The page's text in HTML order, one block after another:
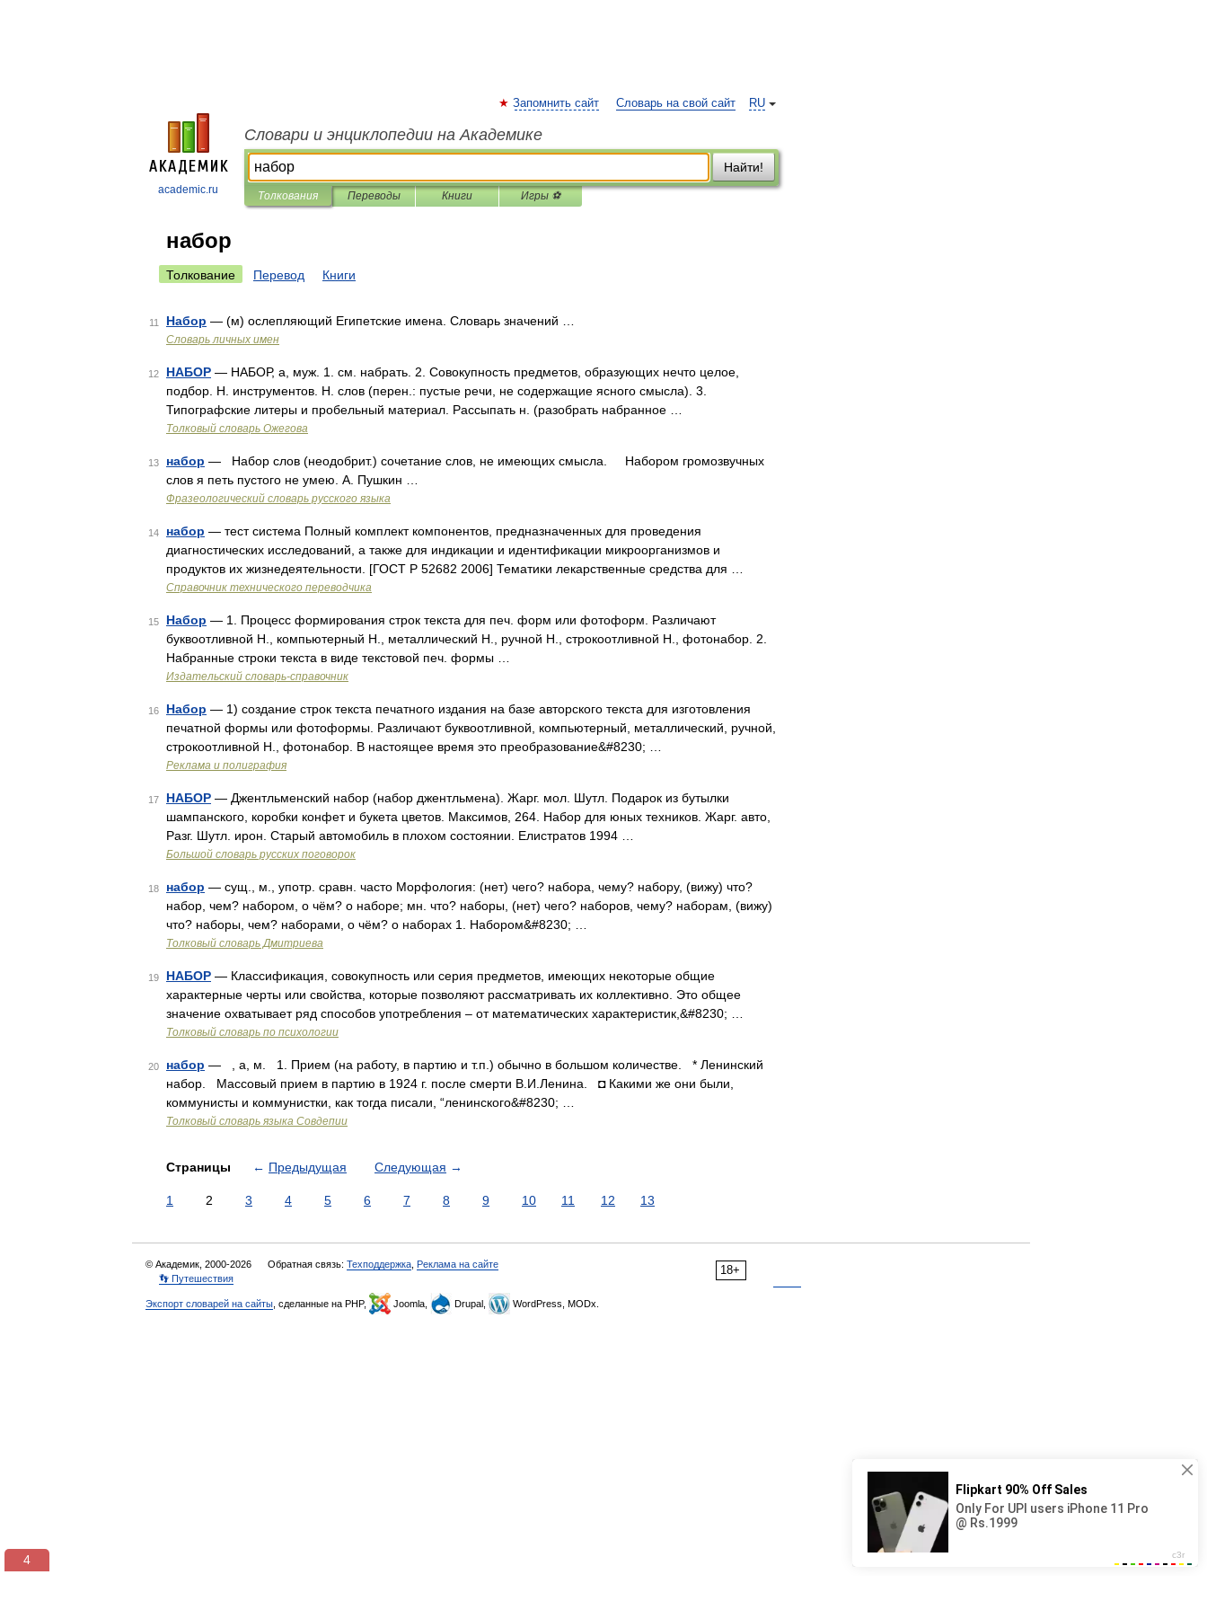
academic.ru
RU
Запомнить сайт Словарь на свой сайт
Словари и энциклопедии на Академике
Найти!
Толкования Переводы Книги Игры ⚽
набор
Толкование Перевод Книги
11 Набор — (м) ослепляющий Египетские имена. Словарь значений …
Словарь личных имен
12 НАБОР — НАБОР, а, муж. 1. см. набрать. 2. Совокупность предметов, образующих нечто целое,
подбор. Н. инструментов. Н. слов (перен.: пустые речи, не содержащие ясного смысла). 3.
Типографские литеры и пробельный материал. Рассыпать н. (разобрать набранное …
Толковый словарь Ожегова
13 набор — Набор слов (неодобрит.) сочетание слов, не имеющих смысла. Набором громозвучных
слов я петь пустого не умею. А. Пушкин …
Фразеологический словарь русского языка
14 набор — тест система Полный комплект компонентов, предназначенных для проведения
диагностических исследований, а также для индикации и идентификации микроорганизмов и
продуктов их жизнедеятельности. [ГОСТ Р 52682 2006] Тематики лекарственные средства для …
Справочник технического переводчика
15 Набор — 1. Процесс формирования строк текста для печ. форм или фотоформ. Различают
буквоотливной Н., компьютерный Н., металлический Н., ручной Н., строкоотливной Н., фотонабор. 2.
Набранные строки текста в виде текстовой печ. формы …
Издательский словарь-справочник
16 Набор — 1) создание строк текста печатного издания на базе авторского текста для изготовления
печатной формы или фотоформы. Различают буквоотливной, компьютерный, металлический, ручной,
строкоотливной Н., фотонабор. В настоящее время это преобразование&#8230; …
Реклама и полиграфия
17 НАБОР — Джентльменский набор (набор джентльмена). Жарг. мол. Шутл. Подарок из бутылки
шампанского, коробки конфет и букета цветов. Максимов, 264. Набор для юных техников. Жарг. авто,
Разг. Шутл. ирон. Старый автомобиль в плохом состоянии. Елистратов 1994 …
Большой словарь русских поговорок
18 набор — сущ., м., употр. сравн. часто Морфология: (нет) чего? набора, чему? набору, (вижу) что?
набор, чем? набором, о чём? о наборе; мн. что? наборы, (нет) чего? наборов, чему? наборам, (вижу)
что? наборы, чем? наборами, о чём? о наборах 1. Набором&#8230; …
Толковый словарь Дмитриева
19 НАБОР — Классификация, совокупность или серия предметов, имеющих некоторые общие
характерные черты или свойства, которые позволяют рассматривать их коллективно. Это общее
значение охватывает ряд способов употребления – от математических характеристик,&#8230; …
Толковый словарь по психологии
20 набор — , а, м. 1. Прием (на работу, в партию и т.п.) обычно в большом количестве. * Ленинский
набор. Массовый прием в партию в 1924 г. после смерти В.И.Ленина. ◘ Какими же они были,
коммунисты и коммунистки, как тогда писали, “ленинского&#8230; …
Толковый словарь языка Совдепии
Страницы ← Предыдущая Следующая →
1 2 3 4 5 6 7 8 9 10 11 12 13
18+
© Академик, 2000-2026 Обратная связь: Техподдержка Реклама на сайте
👣 Путешествия
Экспорт словарей на сайты , сделанные на PHP, Joomla, Drupal, WordPress, MODx.
4